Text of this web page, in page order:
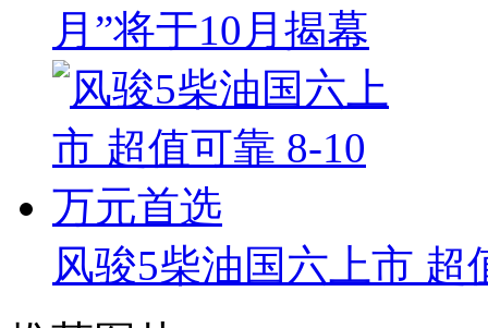
月”将于10月揭幕
风骏5柴油国六上市 超